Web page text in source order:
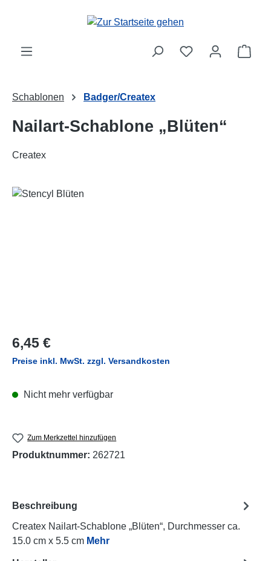
Zum Hauptinhalt springen
Schablonen Badger/Createx
Nailart-Schablone „Blüten“
Createx
Bildergalerie überspringen
Regulärer Preis:
6,45 €
Preise inkl. MwSt. zzgl. Versandkosten
Nicht mehr verfügbar
Zum Merkzettel hinzufügen
Produktnummer: 262721
Beschreibung
Createx Nailart-Schablone „Blüten“, Durchmesser ca.
15.0 cm x 5.5 cm Mehr